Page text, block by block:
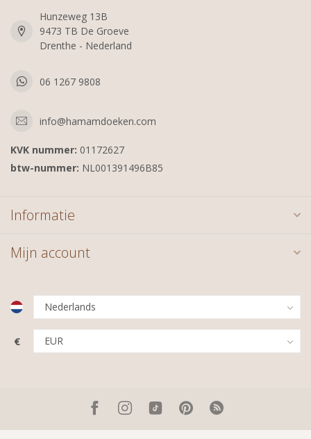
Hunzeweg 13B
9473 TB De Groeve
Drenthe - Nederland
06 1267 9808
info@hamamdoeken.com
KVK nummer: 01172627
btw-nummer: NL001391496B85
Informatie
Mijn account
€